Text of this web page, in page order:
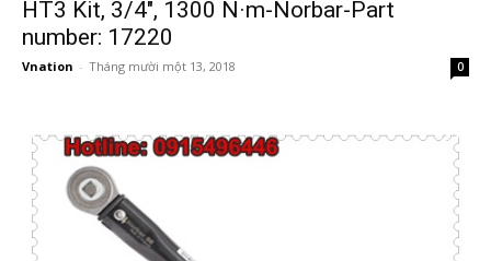
HT3 Kit, 3/4″, 1300 N·m-Norbar-Part
number: 17220
Vnation - Tháng mười một 13, 2018 0